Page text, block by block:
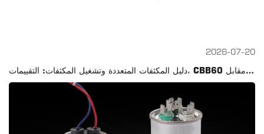
2026-07-20
دليل المكثفات المتعددة وتشغيل المكثفات: التقييمات، CBB60 مقابل CBB61، الاختبار